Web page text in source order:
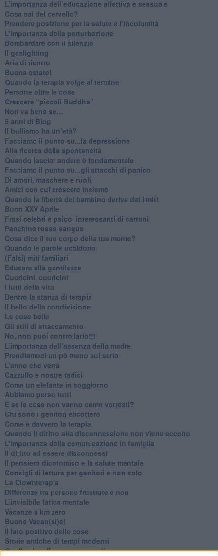
​L’importanza dell’educazione affettiva e sessuale
​Cosa sai del cervello?
Prendere posizione per la salute e l’incolumità
L’importanza della perturbazione
​Bombardare con il silenzio
Il gaslighting
Aria di rientro
Buona estate!
​Quando la terapia volge al termine
​Persone oltre le cose
​Crescere “piccoli Buddha”
Non va bene se…
​5 anni di Blog
​Il bullismo ha un’età?
Facciamo il punto su...la depressione
​Alla ricerca della spontaneità
​Quando lasciar andare è fondamentale
Facciamo il punto su...gli attacchi di panico
Di amori, maschere e ruoli
​Amici con cui crescere insieme
​Quando la libertà del bambino deriva dai limiti
Buon XXV Aprile
​Frasi celebri e psico_interessanti di cartoni
​Panchine rosso sangue
​Cosa dice il tuo corpo della tua mente?
​Quando le parole uccidono
​(Falsi) miti familiari
​Educare alla gentilezza
​Cuoricini, cuoricini
I lutti della vita
​Dentro la stanza di terapia
​Il bello della condivisione
Le cose belle
​Gli stili di attaccamento
No, non puoi controllarlo!!!
​L’importanza dell’assenza della madre
​Prendiamoci un pò meno sul serio
​L’anno che verrà
​Cazzullo e nostre radici
​Come un elefante in soggiorno
​Abbiamo perso tutti
E se le cose non vanno come vorresti?
​Chi sono i genitori elicottero
Come è davvero la terapia
Quando il diritto alla disconnessione non viene accolto
​L’importanza della comunicazione in famiglia
​Il diritto ad essere disconnessi
​Il pensiero dicotomico e la salute mentale
​Consigli di lettura per genitori e non solo
​La Clownterapia
​Differenze tra persone frustrate e non
L’invisibile fatica mentale
Vacanze a km zero
​Buone Vacan(si)e!
​Il lato positivo delle cose
​Storie antiche di tempi moderni
​Quello che alle mamme non dicono